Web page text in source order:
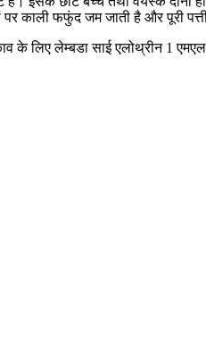
काली फफुंद जम जाती है और पूरी
लेम्बडा साई एलोथ्रीन 1 एमएल